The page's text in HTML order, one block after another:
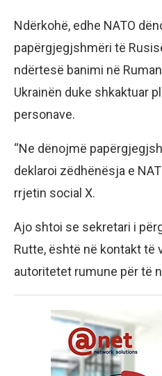
Ndërkohë, edhe NATO
papërgjegjshmëri të
ndërtesë banimi në
Ukrainën duke shkaktuar
personave.
“Ne dënojmë
deklaroi zëdhënësja e
rrjetin social X.
Ajo shtoi se sekretari i
Rutte, është në kontakt të
autoritetet rumune për të